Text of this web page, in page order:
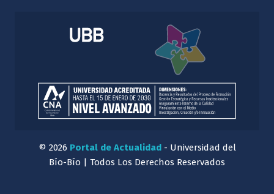
© 2026 Portal de Actualidad- Universidad del
Bío-Bío | Todos Los Derechos Reservados